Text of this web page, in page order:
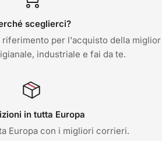
sceglierci?
riferimento per l'acquisto della miglior
industriale e fai da te.
in tutta Europa
Europa con i migliori corrieri.